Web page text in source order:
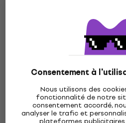
Consentement à
Nous utilisons des
fonctionnalité de notre
consentement accordé,
analyser le trafic et